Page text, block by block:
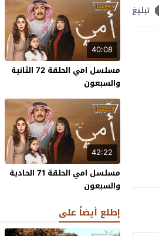
تبليغ
40:08
مسلسل امي الحلقة 72 الثانية
والسبعون
42:22
مسلسل امي الحلقة 71 الحادية
والسبعون
إطلع أيضاً على